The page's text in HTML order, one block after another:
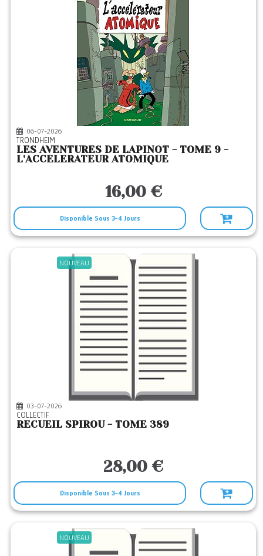
06-07-2026
TRONDHEIM
LES AVENTURES DE LAPINOT - TOME 9 -
L'ACCELERATEUR ATOMIQUE
16,00 €
Disponible Sous 3-4 Jours
NOUVEAU
03-07-2026
COLLECTIF
RECUEIL SPIROU - TOME 389
28,00 €
Disponible Sous 3-4 Jours
NOUVEAU